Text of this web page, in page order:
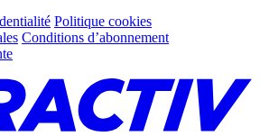
Politique cookies
Conditions d’abonnement